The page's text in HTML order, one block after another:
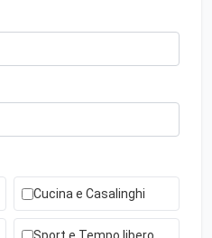
Cucina e Casalinghi